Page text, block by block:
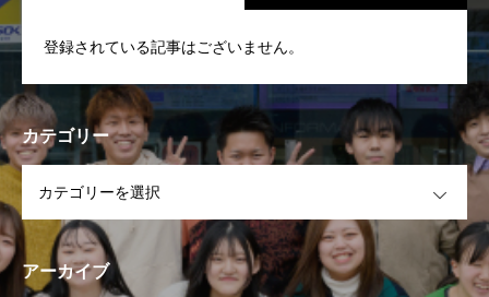
登録されている記事はございません。
カテゴリー
アーカイブ